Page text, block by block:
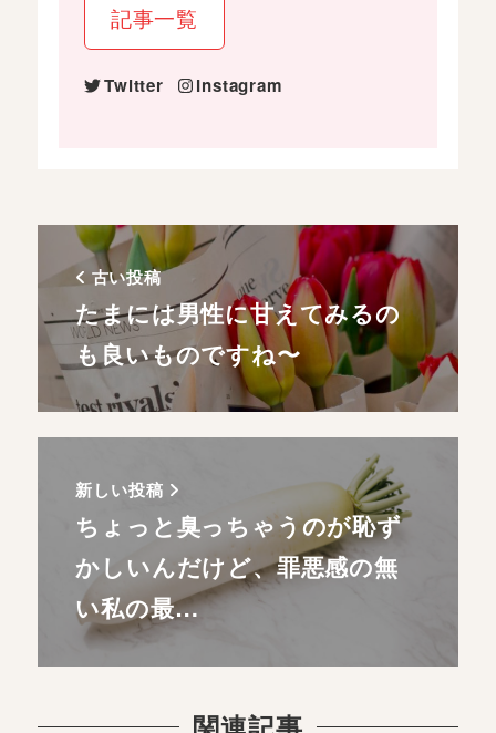
記事一覧
Twitter Instagram
古い投稿
たまには男性に甘えてみるの
も良いものですね〜
新しい投稿
ちょっと臭っちゃうのが恥ず
かしいんだけど、罪悪感の無
い私の最…